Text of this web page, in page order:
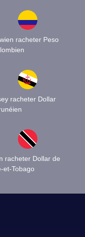
racheter Peso
racheter Dollar
racheter Dollar de
et-Tobago